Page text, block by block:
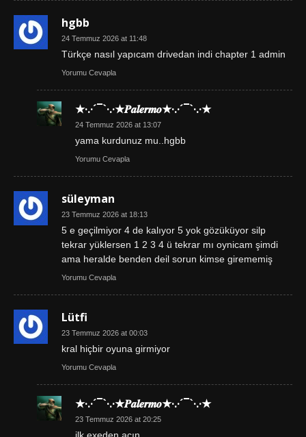
hgbb
24 Temmuz 2026 at 11:48
Türkçe nasıl yapıcam drivedan indi chapter 1 admin
Yorumu Cevapla
★·.·´¯`·.·★𝑷𝒂𝒍𝒆𝒓𝒎𝒐★·.·´¯`·.·★
24 Temmuz 2026 at 13:07
yama kurdunuz mu..hgbb
Yorumu Cevapla
süleyman
23 Temmuz 2026 at 18:13
5 e geçilmiyor 4 de kalıyor 5 yok gözüküyor silp
tekrar yüklersen 1 2 3 4 ü tekrar mı oynicam şimdi
ama heralde benden deil sorun kimse girememiş
Yorumu Cevapla
Lütfi
23 Temmuz 2026 at 00:03
kral hiçbir oyuna girmiyor
Yorumu Cevapla
★·.·´¯`·.·★𝑷𝒂𝒍𝒆𝒓𝒎𝒐★·.·´¯`·.·★
23 Temmuz 2026 at 20:25